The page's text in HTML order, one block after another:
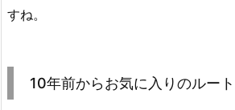
すね。
10年前からお気に入りのルート